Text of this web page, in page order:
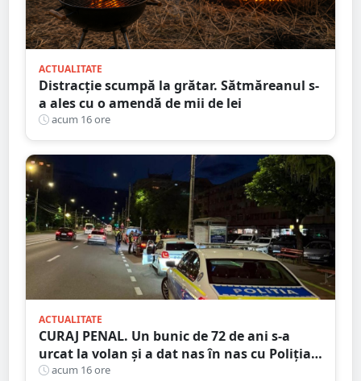
ACTUALITATE
Distracție scumpă la grătar. Sătmăreanul s-
a ales cu o amendă de mii de lei
acum 16 ore
ACTUALITATE
CURAJ PENAL. Un bunic de 72 de ani s-a
urcat la volan și a dat nas în nas cu Poliția
Satu Mare
acum 16 ore